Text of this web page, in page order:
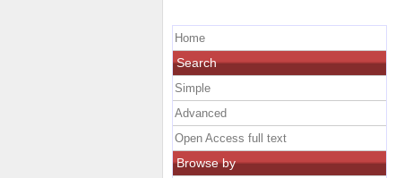
Home
Search
Simple
Advanced
Open Access full text
Browse by